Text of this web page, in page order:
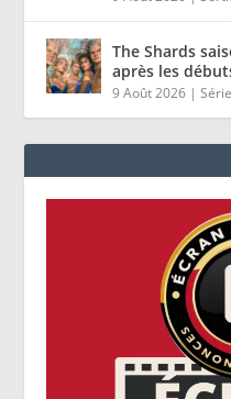
The Shards
après les
9 Août 2026 |